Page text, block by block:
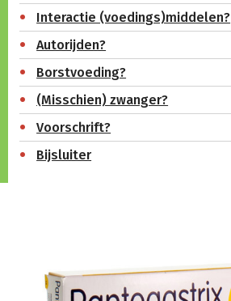
Interactie (voedings)middelen?
Autorijden?
Borstvoeding?
(Misschien) zwanger?
Voorschrift?
Bijsluiter